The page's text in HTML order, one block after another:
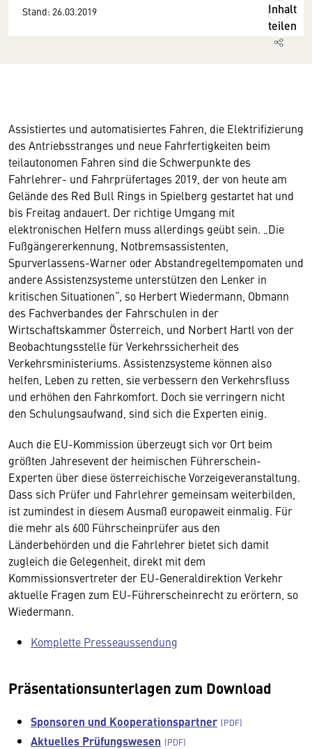
Stand: 26.03.2019
Inhalt
teilen
Assistiertes und automatisiertes Fahren, die Elektrifizierung
des Antriebsstranges und neue Fahrfertigkeiten beim
teilautonomen Fahren sind die Schwerpunkte des
Fahrlehrer- und Fahrprüfertages 2019, der von heute am
Gelände des Red Bull Rings in Spielberg gestartet hat und
bis Freitag andauert. Der richtige Umgang mit
elektronischen Helfern muss allerdings geübt sein. „Die
Fußgängererkennung, Notbremsassistenten,
Spurverlassens-Warner oder Abstandregeltempomaten und
andere Assistenzsysteme unterstützen den Lenker in
kritischen Situationen“, so Herbert Wiedermann, Obmann
des Fachverbandes der Fahrschulen in der
Wirtschaftskammer Österreich, und Norbert Hartl von der
Beobachtungsstelle für Verkehrssicherheit des
Verkehrsministeriums. Assistenzsysteme können also
helfen, Leben zu retten, sie verbessern den Verkehrsfluss
und erhöhen den Fahrkomfort. Doch sie verringern nicht
den Schulungsaufwand, sind sich die Experten einig.
Auch die EU-Kommission überzeugt sich vor Ort beim
größten Jahresevent der heimischen Führerschein-
Experten über diese österreichische Vorzeigeveranstaltung.
Dass sich Prüfer und Fahrlehrer gemeinsam weiterbilden,
ist zumindest in diesem Ausmaß europaweit einmalig. Für
die mehr als 600 Führscheinprüfer aus den
Länderbehörden und die Fahrlehrer bietet sich damit
zugleich die Gelegenheit, direkt mit dem
Kommissionsvertreter der EU-Generaldirektion Verkehr
aktuelle Fragen zum EU-Führerscheinrecht zu erörtern, so
Wiedermann.
Komplette Presseaussendung
Präsentationsunterlagen zum Download
Sponsoren und Kooperationspartner
Aktuelles Prüfungswesen